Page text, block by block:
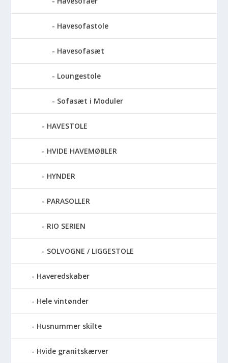
Havesofastole
Havesofasæt
Loungestole
Sofasæt i Moduler
HAVESTOLE
HVIDE HAVEMØBLER
HYNDER
PARASOLLER
RIO SERIEN
SOLVOGNE / LIGGESTOLE
Haveredskaber
Hele vintønder
Husnummer skilte
Hvide granitskærver